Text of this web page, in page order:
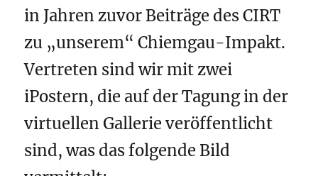
in Jahren zuvor Beiträge des CIRT
zu „unserem“ Chiemgau-Impakt.
Vertreten sind wir mit zwei
iPostern, die auf der Tagung in der
virtuellen Gallerie veröffentlicht
sind, was das folgende Bild